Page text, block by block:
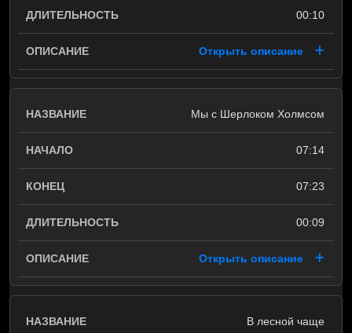
00:10
Открыть описание
Мы с Шерлоком Холмсом
07:14
07:23
00:09
Открыть описание
В лесной чаще